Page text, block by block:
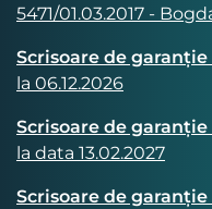
5471/01.03.2017 -
Scrisoare de garanție
la 06.12.2026
Scrisoare de garanție
la data 13.02.2027
Scrisoare de garanție